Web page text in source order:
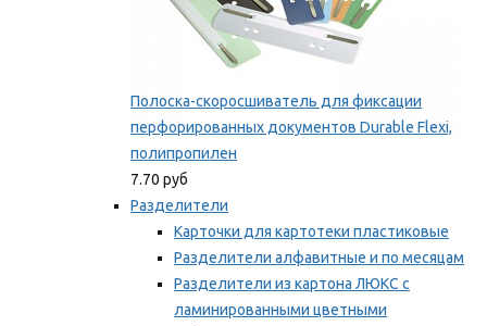
Полоска-скоросшиватель для фиксации
перфорированных документов Durable Flexi,
полипропилен
7.70 руб
Разделители
Карточки для картотеки пластиковые
Разделители алфавитные и по месяцам
Разделители из картона ЛЮКС с
ламинированными цветными